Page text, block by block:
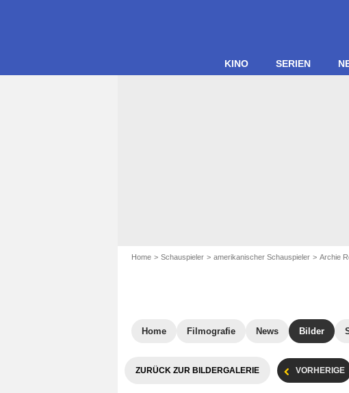
KINO SERIEN
Home Schauspieler amerikanischer Schauspieler Archie
Home Filmografie News Bilder
ZURÜCK ZUR BILDERGALERIE VORHERIGE